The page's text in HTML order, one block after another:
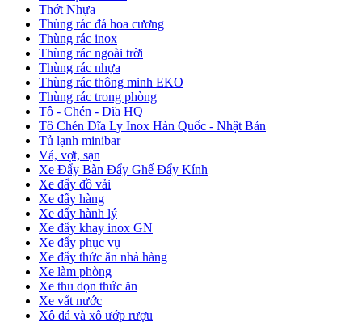
Thớt Nhựa
Thùng rác đá hoa cương
Thùng rác inox
Thùng rác ngoài trời
Thùng rác nhựa
Thùng rác thông minh EKO
Thùng rác trong phòng
Tô - Chén - Dĩa HQ
Tô Chén Dĩa Ly Inox Hàn Quốc - Nhật Bản
Tủ lạnh minibar
Vá, vợt, sạn
Xe Đẩy Bàn Đẩy Ghế Đẩy Kính
Xe đẩy đồ vải
Xe đẩy hàng
Xe đẩy hành lý
Xe đẩy khay inox GN
Xe đẩy phục vụ
Xe đẩy thức ăn nhà hàng
Xe làm phòng
Xe thu dọn thức ăn
Xe vắt nước
Xô đá và xô ướp rượu